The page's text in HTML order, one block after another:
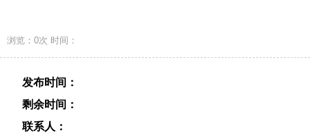
浏览：0次 时间：
发布时间：
剩余时间：
联系人：